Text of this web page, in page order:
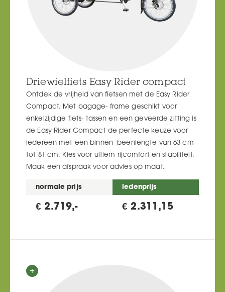
Driewielfiets Easy Rider compact
Ontdek de vrijheid van fietsen met de Easy Rider
Compact. Met bagage- frame geschikt voor
enkelzijdige fiets- tassen en een geveerde zitting is
de Easy Rider Compact de perfecte keuze voor
iedereen met een binnen- beenlengte van 63 cm
tot 81 cm. Kies voor ultiem rijcomfort en stabiliteit.
Maak een afspraak voor advies op maat.
normale prijs
€ 2.719,-
ledenprijs
€ 2.311,15